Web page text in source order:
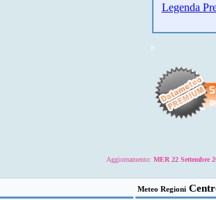
Legenda
Aggiornamento: MER 22 Settembre
Meteo Regioni